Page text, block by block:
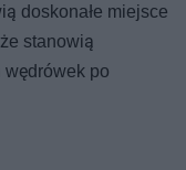
doskonałe miejsce
stanowią
wędrówek po